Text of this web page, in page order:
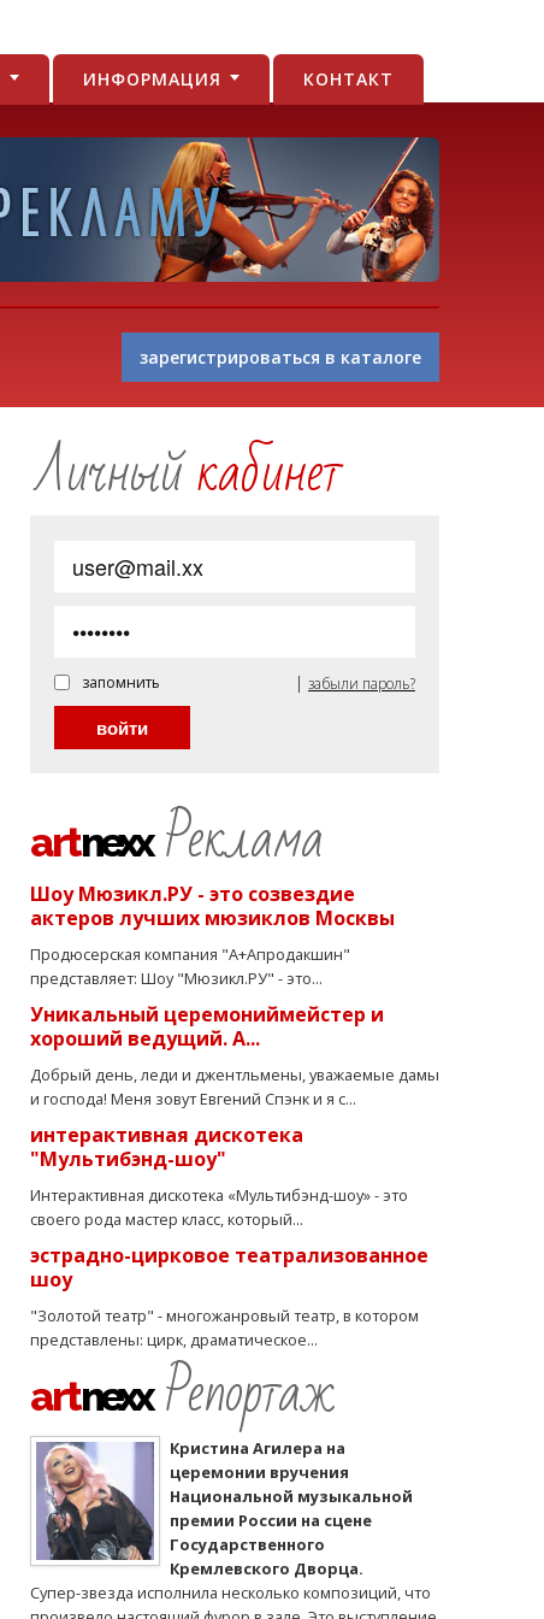
ИНФОРМАЦИЯ КОНТАКТ
зарегистрироваться в каталоге
Личныйкабинет
запомнить | забыли пароль?
artnexx Реклама
Шоу Мюзикл.РУ - это созвездие
актеров лучших мюзиклов Москвы
Продюсерская компания "А+Апродакшин"
представляет: Шоу "Мюзикл.РУ" - это...
Уникальный церемониймейстер и
хороший ведущий. А...
Добрый день, леди и джентльмены, уважаемые дамы
и господа! Меня зовут Евгений Спэнк и я с...
интерактивная дискотека
"Мультибэнд-шоу"
Интерактивная дискотека «Мультибэнд-шоу» - это
своего рода мастер класс, который...
эстрадно-цирковое театрализованное
шоу
"Золотой театр" - многожанровый театр, в котором
представлены: цирк, драматическое...
artnexx Репортаж
Кристина Агилера на
церемонии вручения
Национальной музыкальной
премии России на сцене
Государственного
Кремлевского Дворца.
Супер-звезда исполнила несколько композиций, что